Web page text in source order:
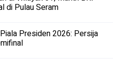
di Pulau Seram
Presiden 2026: Persija